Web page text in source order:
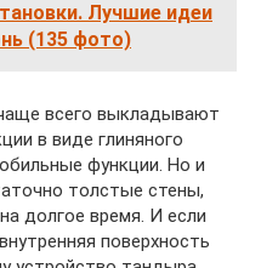
Лучшие идеи
(135 фото)
всего выкладывают
в виде глиняного
функции. Но и
толстые стены,
долгое время. И если
поверхность